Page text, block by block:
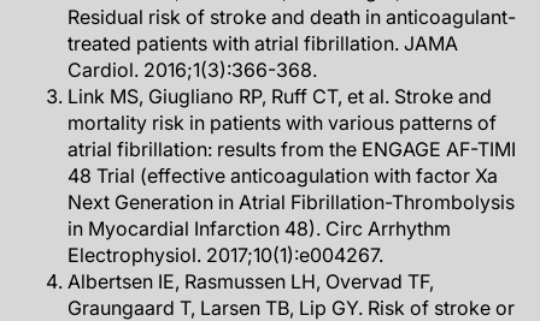
Residual risk of stroke and death in anticoagulant-
treated patients with atrial fibrillation. JAMA
Cardiol. 2016;1(3):366-368.
Link MS, Giugliano RP, Ruff CT, et al. Stroke and
mortality risk in patients with various patterns of
atrial fibrillation: results from the ENGAGE AF-TIMI
48 Trial (effective anticoagulation with factor Xa
Next Generation in Atrial Fibrillation-Thrombolysis
in Myocardial Infarction 48). Circ Arrhythm
Electrophysiol. 2017;10(1):e004267.
Albertsen IE, Rasmussen LH, Overvad TF,
Graungaard T, Larsen TB, Lip GY. Risk of stroke or